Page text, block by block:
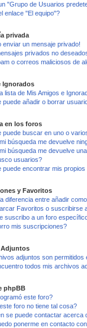
"Grupo de Usuarios
enlace "El equipo"?
privada
enviar un mensaje privado!
privados no
o correos maliciosos de
Ignorados
lista de Mis Amigos e
puede añadir o borrar
en los foros
puede buscar en uno o
búsqueda me devuelve
búsqueda me devuelve
usuarios?
puede encontrar mis
y Favoritos
diferencia entre añadir
Favoritos o suscribirse
suscribo a un foro
mis suscripciones?
adjuntos son permitidos
todos mis archivos
phpBB
este foro?
foro no tiene tal cosa?
se puede contactar acerca
ponerme en contacto